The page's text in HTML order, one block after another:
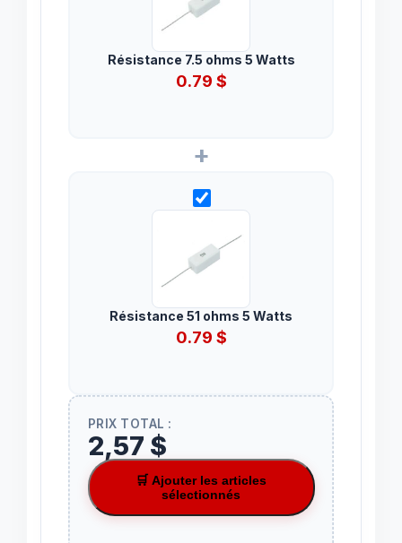
Résistance 7.5 ohms 5 Watts
0.79 $
+
Résistance 51 ohms 5 Watts
0.79 $
PRIX TOTAL :
2,57 $
🛒 Ajouter les articles
sélectionnés